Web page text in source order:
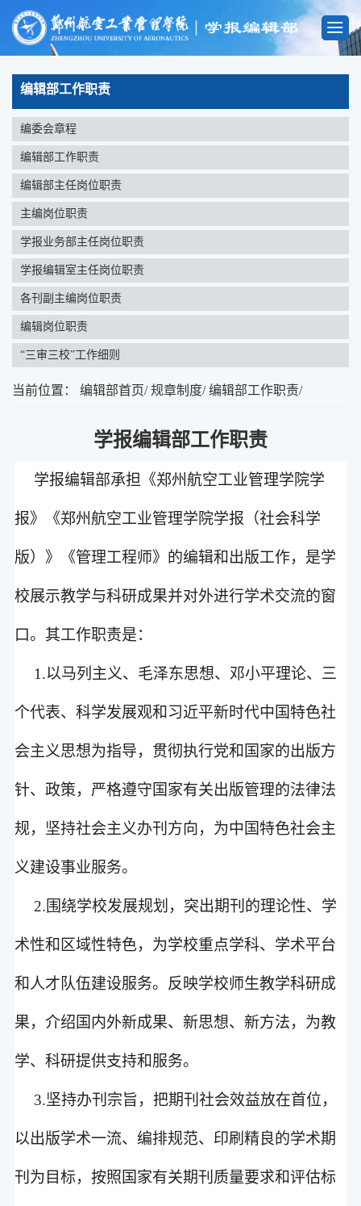
编辑部工作职责
编委会章程
编辑部工作职责
编辑部主任岗位职责
主编岗位职责
学报业务部主任岗位职责
学报编辑室主任岗位职责
各刊副主编岗位职责
编辑岗位职责
“三审三校”工作细则
当前位置： 编辑部首页/ 规章制度/ 编辑部工作职责/
学报编辑部工作职责
学报编辑部承担《郑州航空工业管理学院学
报》《郑州航空工业管理学院学报（社会科学
版）》《管理工程师》的编辑和出版工作，是学
校展示教学与科研成果并对外进行学术交流的窗
口。其工作职责是：
1.以马列主义、毛泽东思想、邓小平理论、三
个代表、科学发展观和习近平新时代中国特色社
会主义思想为指导，贯彻执行党和国家的出版方
针、政策，严格遵守国家有关出版管理的法律法
规，坚持社会主义办刊方向，为中国特色社会主
义建设事业服务。
2.围绕学校发展规划，突出期刊的理论性、学
术性和区域性特色，为学校重点学科、学术平台
和人才队伍建设服务。反映学校师生教学科研成
果，介绍国内外新成果、新思想、新方法，为教
学、科研提供支持和服务。
3.坚持办刊宗旨，把期刊社会效益放在首位，
以出版学术一流、编排规范、印刷精良的学术期
刊为目标，按照国家有关期刊质量要求和评估标